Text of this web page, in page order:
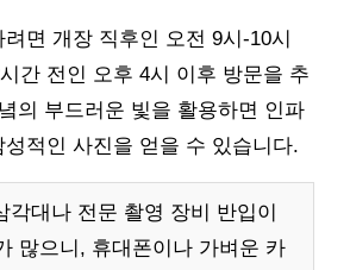
면 개장 직후인 오전 9시-10시
간 전인 오후 4시 이후 방문을 추
의 부드러운 빛을 활용하면 인파
적인 사진을 얻을 수 있습니다.
각대나 전문 촬영 장비 반입이
많으니, 휴대폰이나 가벼운 카